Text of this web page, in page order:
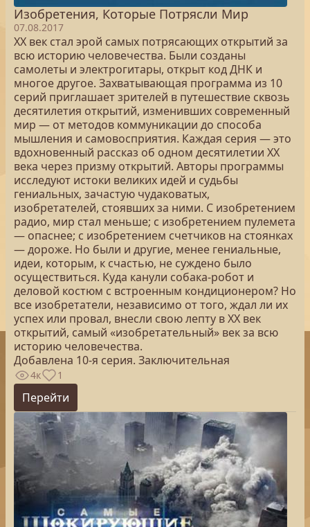
Изобретения, Которые Потрясли Мир
07.08.2017
ХХ век стал эрой самых потрясающих открытий за
всю историю человечества. Были созданы
самолеты и электрогитары, открыт код ДНК и
многое другое. Захватывающая программа из 10
серий приглашает зрителей в путешествие сквозь
десятилетия открытий, изменивших современный
мир — от методов коммуникации до способа
мышления и самовосприятия. Каждая серия — это
вдохновенный рассказ об одном десятилетии ХХ
века через призму открытий. Авторы программы
исследуют истоки великих идей и судьбы
гениальных, зачастую чудаковатых,
изобретателей, стоявших за ними. С изобретением
радио, мир стал меньше; с изобретением пулемета
— опаснее; с изобретением счетчиков на стоянках
— дороже. Но были и другие, менее гениальные,
идеи, которым, к счастью, не суждено было
осуществиться. Куда канули собака-робот и
деловой костюм с встроенным кондиционером? Но
все изобретатели, независимо от того, ждал ли их
успех или провал, внесли свою лепту в ХХ век
открытий, самый «изобретательный» век за всю
историю человечества.
Добавлена 10-я серия. Заключительная
4к 1
Перейти